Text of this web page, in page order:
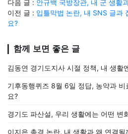
다음 글 : 안규백 국방장관, 내 군 생활
이전 글 : 입틀막법 논란, 내 SNS 글과
요?
함께 보면 좋은 글
김동연 경기도지사 시절 정책, 내 생활
기후동행퀴즈 8월 6일 정답, 농약과
요?
경기도 파산설, 우리 생활에는 어떤 변
이지은 총경 논란, 내 생활과 왜 연결될